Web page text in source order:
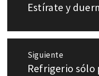
Entrada
Estírate y
Siguiente
Entrada
Refrigerio